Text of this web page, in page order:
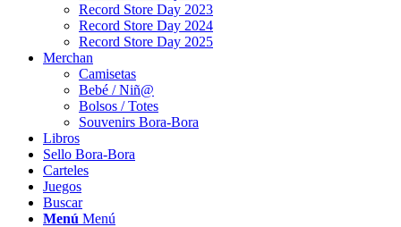
Record Store Day 2023
Record Store Day 2024
Record Store Day 2025
Merchan
Camisetas
Bebé / Niñ@
Bolsos / Totes
Souvenirs Bora-Bora
Libros
Sello Bora-Bora
Carteles
Juegos
Buscar
Menú Menú